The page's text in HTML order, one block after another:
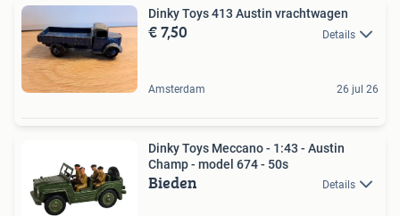
Dinky Toys 413 Austin vrachtwagen
€ 7,50 Details
Amsterdam 26 jul 26
Dinky Toys Meccano - 1:43 - Austin
Champ - model 674 - 50s
Bieden Details